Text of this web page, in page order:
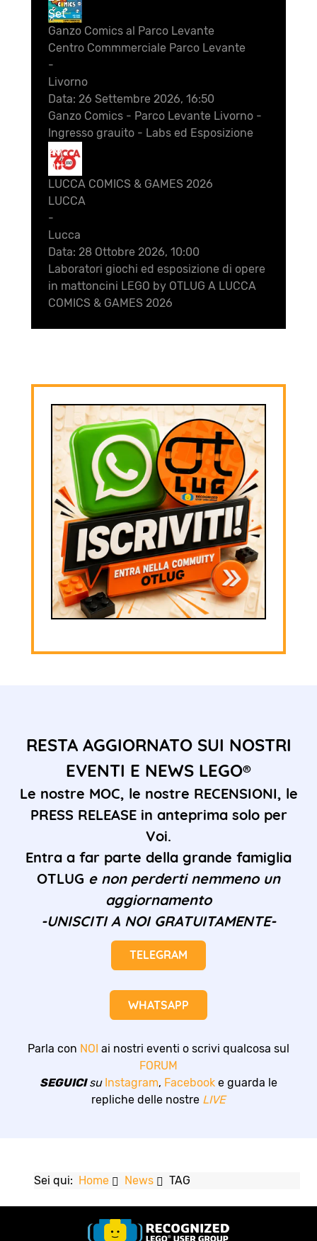
Set
Ganzo Comics al Parco Levante
Centro Commmerciale Parco Levante
-
Livorno
Data: 26 Settembre 2026, 16:50
Ganzo Comics - Parco Levante Livorno -
Ingresso grauito - Labs ed Esposizione
28
Ott
LUCCA COMICS & GAMES 2026
LUCCA
-
Lucca
Data: 28 Ottobre 2026, 10:00
Laboratori giochi ed esposizione di opere
in mattoncini LEGO by OTLUG A LUCCA
COMICS & GAMES 2026
RESTA AGGIORNATO SUI NOSTRI
EVENTI E NEWS LEGO®
Le nostre MOC, le nostre RECENSIONI, le
PRESS RELEASE in anteprima solo per
Voi.
Entra a far parte della grande famiglia
OTLUG e non perderti nemmeno un
aggiornamento
-UNISCITI A NOI GRATUITAMENTE-
TELEGRAM
WHATSAPP
Parla con NOI ai nostri eventi o scrivi qualcosa sul
FORUM
SEGUICIsu Instagram, Facebook e guarda le
repliche delle nostre LIVE
Sei qui: Home News TAG